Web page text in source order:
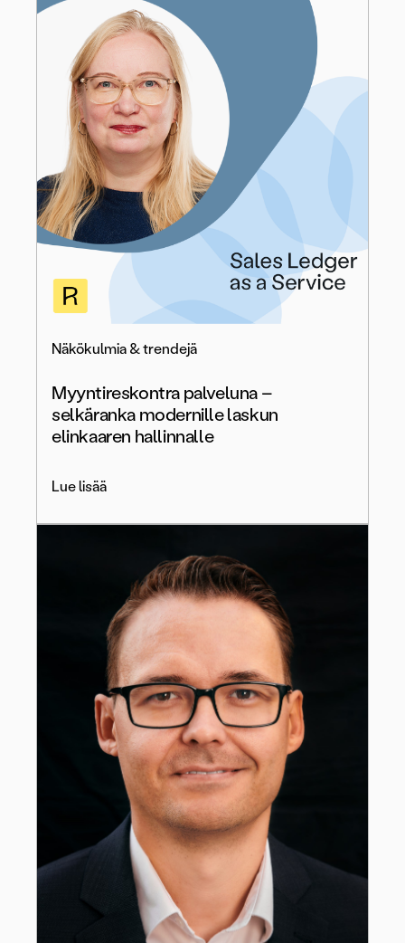
Näkökulmia & trendejä
Myyntireskontra palveluna –
selkäranka modernille laskun
elinkaaren hallinnalle
Lue lisää